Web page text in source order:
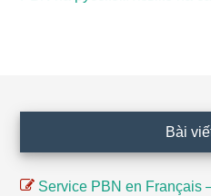
Bài
Service PBN en Français